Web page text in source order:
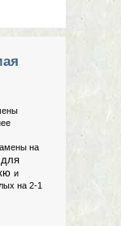
на
и
на 2-1